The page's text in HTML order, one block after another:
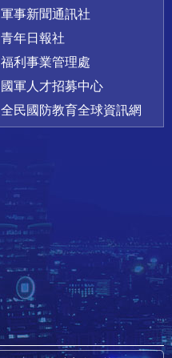
軍事新聞通訊社
青年日報社
福利事業管理處
國軍人才招募中心
全民國防教育全球資訊網